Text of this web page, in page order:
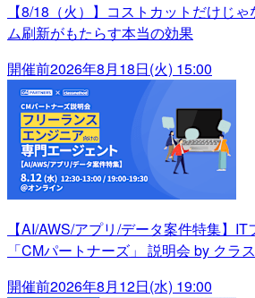
【8/18（火）】コストカットだけじ
ム刷新がもたらす本当の効果
開催前2026年8月18日(火) 15:00
【AI/AWS/アプリ/データ案件特集】
「CMパートナーズ」 説明会 by クラ
開催前2026年8月12日(水) 19:00